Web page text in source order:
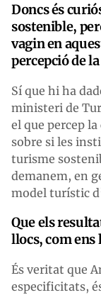
Doncs és
sostenible,
vagin en
percepció de
Sí que hi ha
ministeri de
el que percep
sobre si les
turisme
demanem, en
model turístic
Que els
llocs, com ens
És veritat que
especificitats,